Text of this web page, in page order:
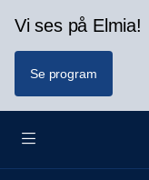
Vi ses på Elmia!
Se program